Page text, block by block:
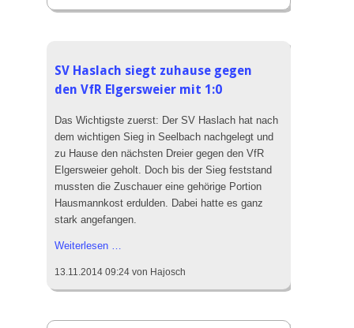
Hofstetten,
nicht
verdient
SV Haslach siegt zuhause gegen
den VfR Elgersweier mit 1:0
Das Wichtigste zuerst: Der SV Haslach hat nach
dem wichtigen Sieg in Seelbach nachgelegt und
zu Hause den nächsten Dreier gegen den VfR
Elgersweier geholt. Doch bis der Sieg feststand
mussten die Zuschauer eine gehörige Portion
Hausmannkost erdulden. Dabei hatte es ganz
stark angefangen.
Weiterlesen …
siegt
zuhause
13.11.2014 09:24 von Hajosch